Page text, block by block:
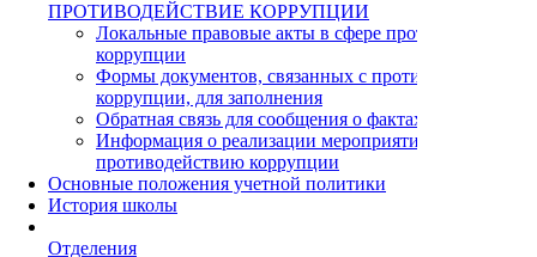
ПРОТИВОДЕЙСТВИЕ КОРРУПЦИИ
Локальные правовые акты в сфере противодействия
коррупции
Формы документов, связанных с противодействием
коррупции, для заполнения
Обратная связь для сообщения о фактах коррупции
Информация о реализации мероприятий по
противодействию коррупции
Основные положения учетной политики
История школы
Отделения